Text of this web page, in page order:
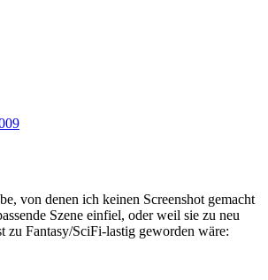
von denen ich keinen Screenshot gemacht
Szene einfiel, oder weil sie zu neu
zu Fantasy/SciFi-lastig geworden wäre: